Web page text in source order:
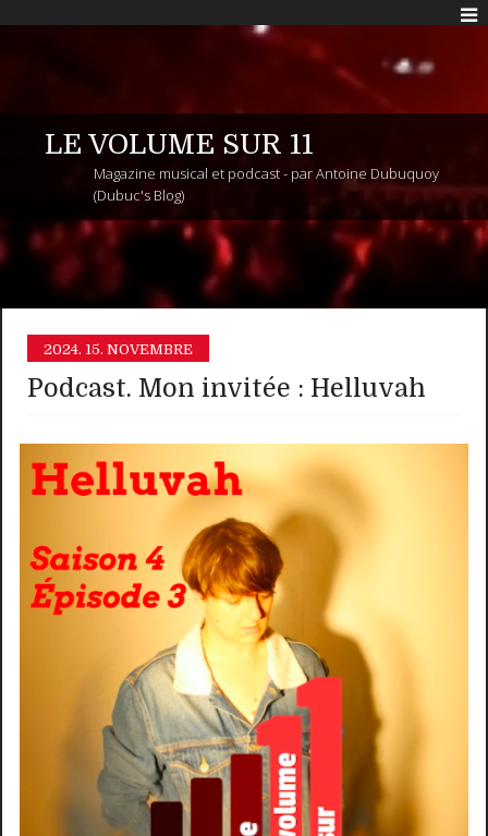
LE VOLUME SUR 11
Magazine musical et podcast - par Antoine Dubuquoy
(Dubuc's Blog)
2024. 15. NOVEMBRE
Podcast. Mon invitée : Helluvah